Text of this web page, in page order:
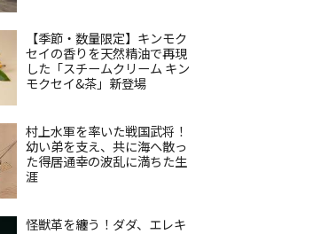
【季節・数量限定】キンモク
セイの香りを天然精油で再現
した「スチームクリーム キン
モクセイ&茶」新登場
村上水軍を率いた戦国武将！
幼い弟を支え、共に海へ散っ
た得居通幸の波乱に満ちた生
涯
怪獣革を纏う！ダダ、エレキ